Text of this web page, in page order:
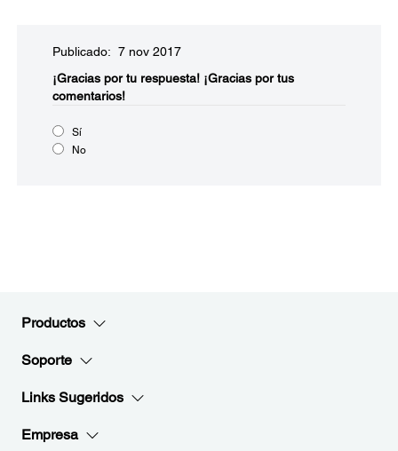
Publicado: 7 nov 2017
¡Gracias por tu respuesta! ¡Gracias por tus
comentarios!
Sí
No
Productos
Soporte
Links Sugeridos
Empresa